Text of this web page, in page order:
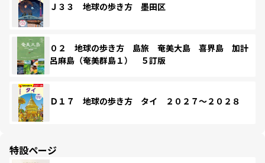
Ｊ３３ 地球の歩き方 墨田区
０２ 地球の歩き方 島旅 奄美大島 喜界島 加計
呂麻島（奄美群島１） ５訂版
Ｄ１７ 地球の歩き方 タイ ２０２７～２０２８
特設ページ